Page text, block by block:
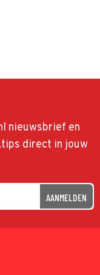
nieuwsbrief en
direct in jouw
AANMELDEN